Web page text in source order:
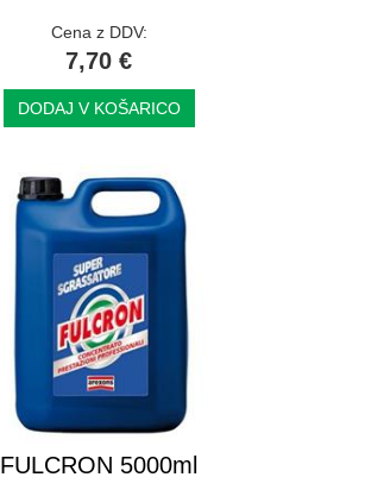
Cena z DDV:
7,70 €
DODAJ V KOŠARICO
FULCRON 5000ml